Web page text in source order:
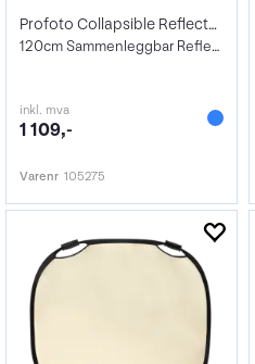
Profoto Collapsible Reflector Silv/Wh L
120cm Sammenleggbar Reflektor Sølv/Hvit
inkl. mva
1 109,-
Varenr 105275